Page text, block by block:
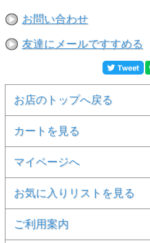
お問い合わせ
友達にメールですすめる
お店のトップへ戻る
カートを見る
マイページへ
お気に入りリストを見る
ご利用案内